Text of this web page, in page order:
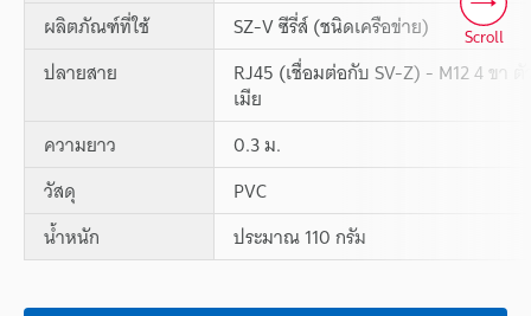
ผลิตภัณฑ์ที่ใช้
SZ-V ซีรี่ส์ (ชนิดเครือข่าย)
ปลายสาย
RJ45 (เชื่อมต่อกับ SV-Z) - M12 4 ขา ตั
เมีย
ความยาว
0.3 ม.
วัสดุ
PVC
น้ำหนัก
ประมาณ 110 กรัม
Scroll